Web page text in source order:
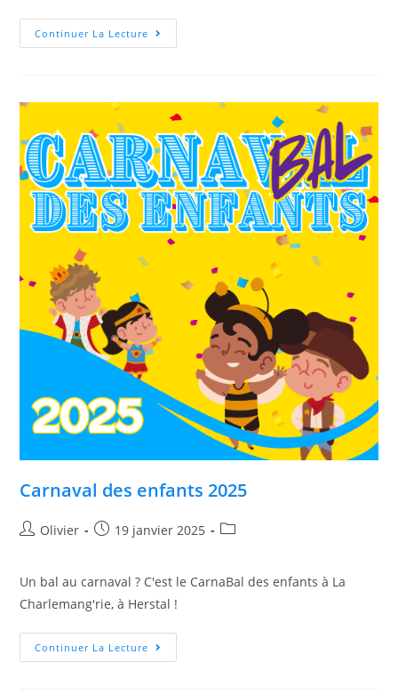
Continuer La Lecture
Carnaval des enfants 2025
Olivier 19 janvier 2025
Un bal au carnaval ? C'est le CarnaBal des enfants à La
Charlemang'rie, à Herstal !
Continuer La Lecture